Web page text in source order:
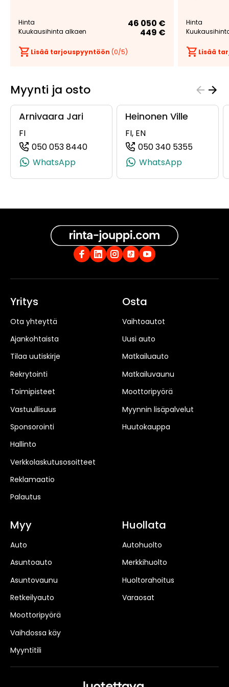
Hinta 46 050 €
Kuukausihinta alkaen 449 €
Lisää tarjouspyyntöön (0/5)
Hinta
Lisää
Myynti ja osto
Arnivaara Jari
FI
050 053 8440
(+358500538440, 0500538440,
WhatsApp
Heinonen Ville
FI, EN
050 340 5355
WhatsApp
Yritys
Ota yhteyttä
Ajankohtaista
Tilaa uutiskirje
Rekrytointi
Toimipisteet
Vastuullisuus
Sponsorointi
Hallinto
Verkkolaskutusosoitteet
Reklamaatio
Palautus
Osta
Vaihtoautot
Uusi auto
Matkailuauto
Matkailuvaunu
Moottoripyörä
Myynnin lisäpalvelut
Huutokauppa
Myy
Auto
Asuntoauto
Asuntovaunu
Retkeilyauto
Moottoripyörä
Vaihdossa käy
Myyntitili
Huollata
Autohuolto
Merkkihuolto
Huoltorahoitus
Varaosat